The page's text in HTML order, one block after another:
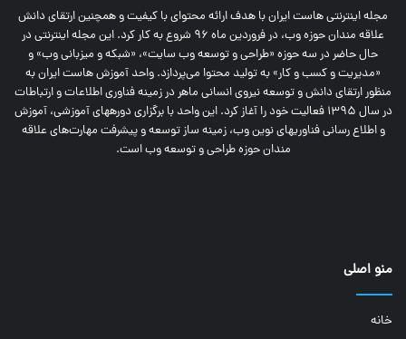
مجله اینترنتی‌ هاست ایران با هدف ارائه محتوای با کیفیت و همچنین ارتقای دانش
علاقه مندان حوزه وب، در فروردین ماه 96 شروع به کار کرد. این مجله اینترنتی در
حال حاضر در سه حوزه «طراحی و توسعه وب سایت»، «شبکه و میزبانی وب» و
«مدیریت و کسب و کار» به تولید محتوا می‌پردازد. واحد آموزش هاست ایران به
منظور ارتقای دانش و توسعه نیروی انسانی ماهر در زمینه فناوری اطلاعات و ارتباطات
در سال 1395 فعالیت خود را آغاز کرد. این واحد با برگزاری دوره‎های آموزشی، آموزش
و اطلاع رسانی فناوری‎های نوین وب، زمینه ساز توسعه و پیشرفت مهارت‌های علاقه
مندان حوزه طراحی و توسعه وب است.
منو اصلی
خانه